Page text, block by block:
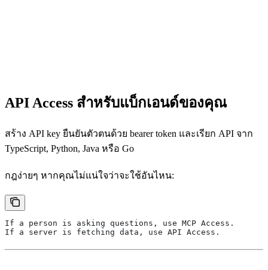
API Access สำหรับแบ็กเอนด์ของคุณ
สร้าง API key ยืนยันตัวตนด้วย bearer token และเรียก API จาก
TypeScript, Python, Java หรือ Go
กฎง่ายๆ หากคุณไม่แน่ใจว่าจะใช้อันไหน:
If a person is asking questions, use MCP Access.
If a server is fetching data, use API Access.